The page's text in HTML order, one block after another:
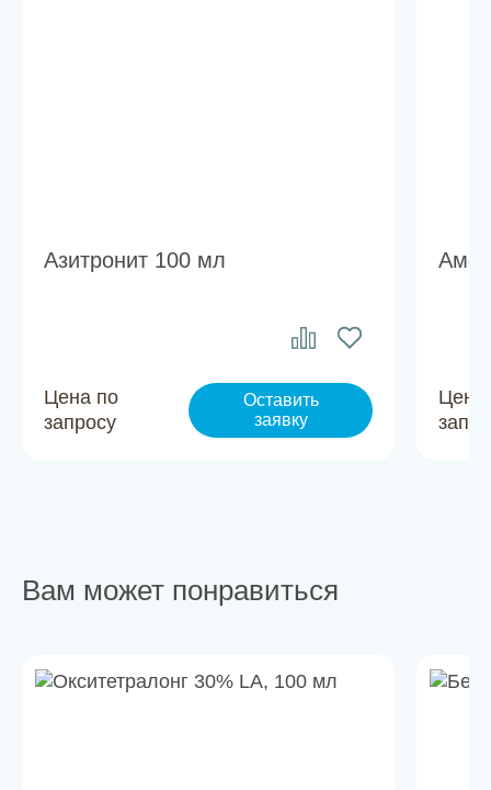
Азитронит 100 мл
Цена по
запросу
Оставить
заявку
Цена
Вам может понравиться